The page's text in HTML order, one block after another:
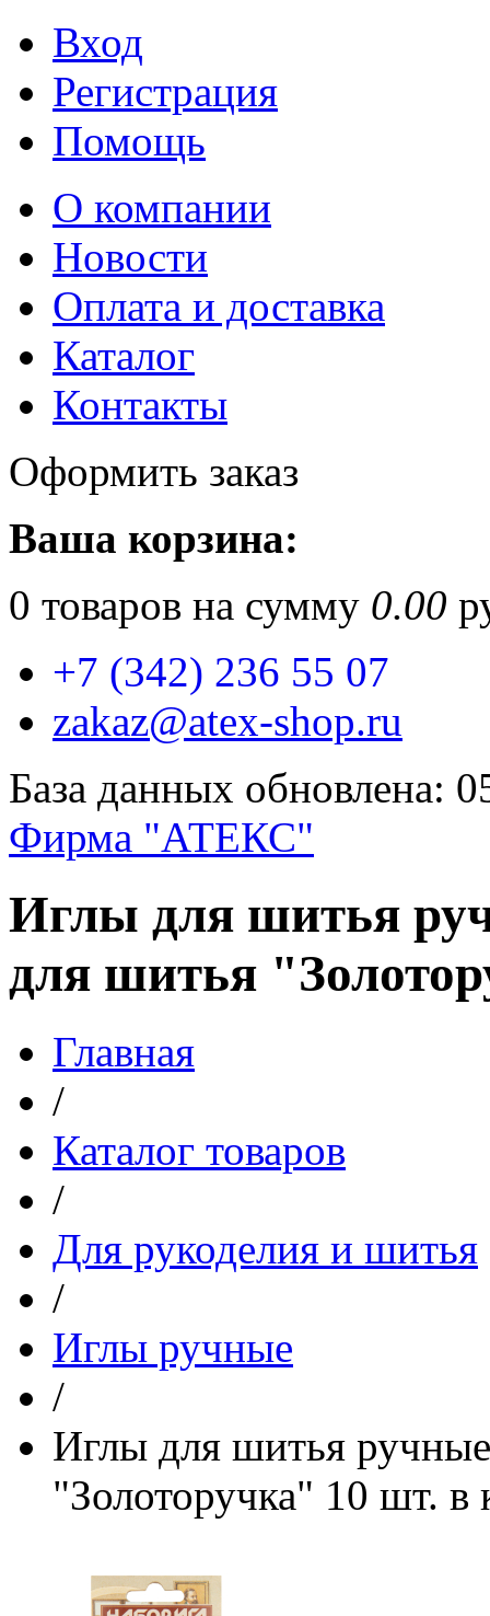
Вход
Регистрация
Помощь
О компании
Новости
Оплата и доставка
Каталог
Контакты
Оформить заказ
Ваша корзина:
0 товаров на сумму 0.00
+7 (342) 236 55 07
zakaz@atex-shop.ru
База данных обновлена:
Фирма "АТЕКС"
Иглы для шитья
для шитья
Главная
/
Каталог товаров
/
Для рукоделия и шитья
/
Иглы ручные
/
Иглы для шитья
"Золоторучка" 10 шт. в